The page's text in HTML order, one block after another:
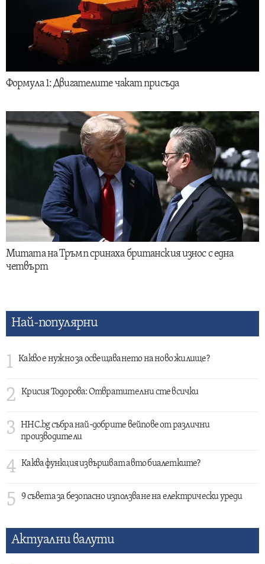
Формула 1: Двигателите чакат присъда
Митата на Тръмп сринаха британския износ с една
четвърт
Най-популярни
1 Какво е нужно за освещаването на ново жилище?
2 Крисия Тодорова: Отвратителни сте всички
3
HHC.bg събра най-добрите вейпове от различни
производители
4 Каква функция извършват авто биалетките?
5 9 съвета за безопасно използване на електрически уреди
Актуални валути